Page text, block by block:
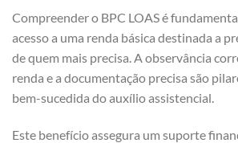
Compreender o BPC LOAS é
acesso a uma renda básica destinada a
de quem mais precisa. A observância
renda e a documentação precisa são
bem-sucedida do auxílio assistencial.
Este benefício assegura um suporte